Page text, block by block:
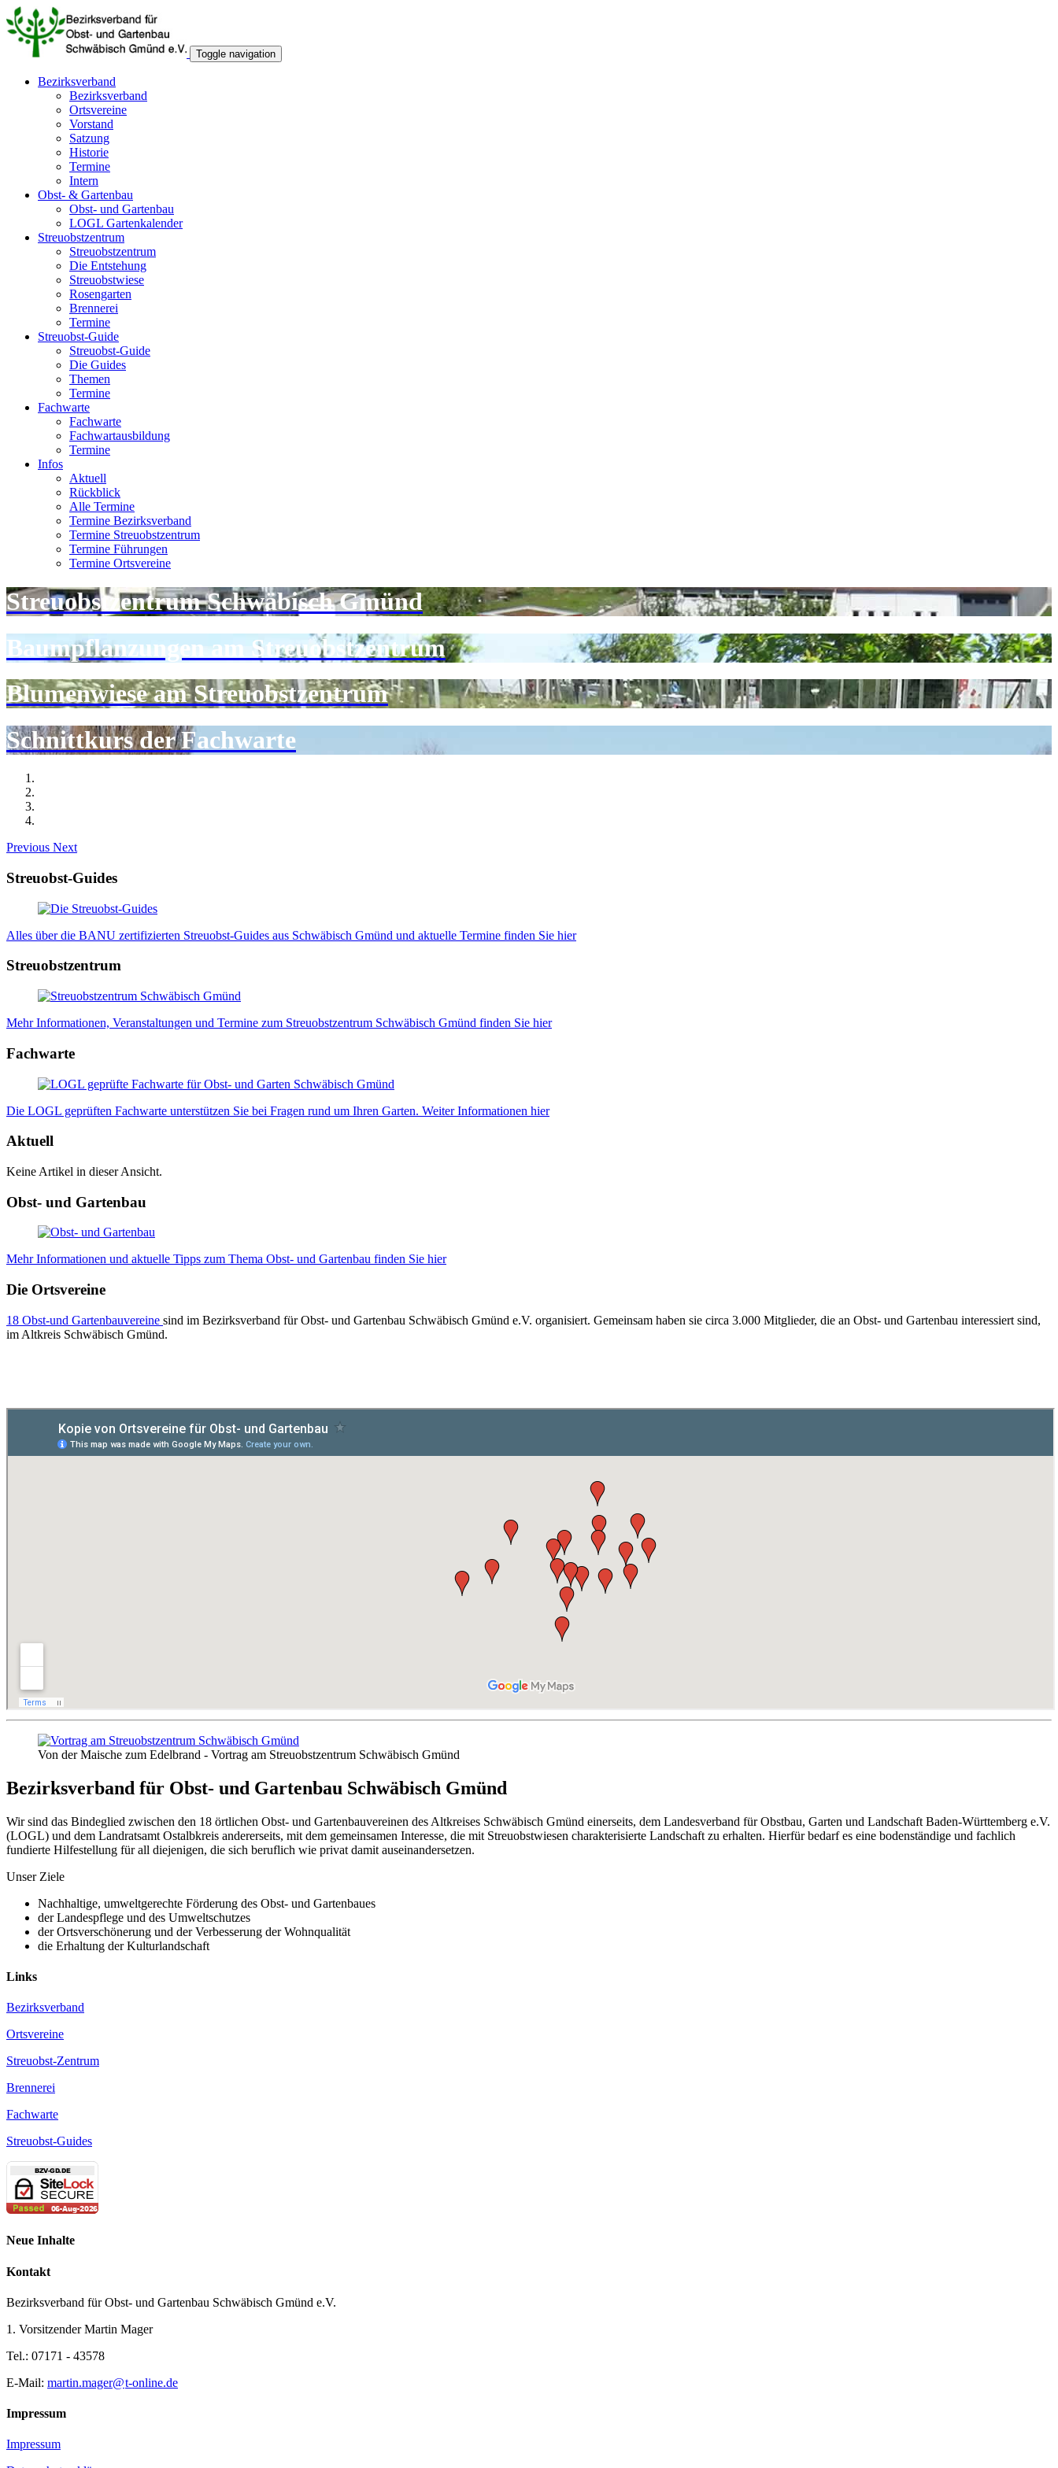
Toggle navigation
Bezirksverband
Bezirksverband
Ortsvereine
Vorstand
Satzung
Historie
Termine
Intern
Obst- & Gartenbau
Obst- und Gartenbau
LOGL Gartenkalender
Streuobstzentrum
Streuobstzentrum
Die Entstehung
Streuobstwiese
Rosengarten
Brennerei
Termine
Streuobst-Guide
Streuobst-Guide
Die Guides
Themen
Termine
Fachwarte
Fachwarte
Fachwartausbildung
Termine
Infos
Aktuell
Rückblick
Alle Termine
Termine Bezirksverband
Termine Streuobstzentrum
Termine Führungen
Termine Ortsvereine
Streuobstzentrum Schwäbisch Gmünd
Baumpflanzungen am Streuobstzentrum
Blumenwiese am Streuobstzentrum
Schnittkurs der Fachwarte
Previous Next
Streuobst-Guides
Alles über die BANU zertifizierten Streuobst-Guides aus Schwäbisch Gmünd und aktuelle Termine finden Sie hier
Streuobstzentrum
Mehr Informationen, Veranstaltungen und Termine zum Streuobstzentrum Schwäbisch Gmünd finden Sie hier
Fachwarte
Die LOGL geprüften Fachwarte unterstützen Sie bei Fragen rund um Ihren Garten. Weiter Informationen hier
Aktuell
Keine Artikel in dieser Ansicht.
Obst- und Gartenbau
Mehr Informationen und aktuelle Tipps zum Thema Obst- und Gartenbau finden Sie hier
Die Ortsvereine
18 Obst-und Gartenbauvereine sind im Bezirksverband für Obst- und Gartenbau Schwäbisch Gmünd e.V. organisiert. Gemeinsam haben sie circa 3.000 Mitglieder, die an Obst- und Gartenbau interessiert sind,
im Altkreis Schwäbisch Gmünd.
Von der Maische zum Edelbrand - Vortrag am Streuobstzentrum Schwäbisch Gmünd
Bezirksverband für Obst- und Gartenbau Schwäbisch Gmünd
Wir sind das Bindeglied zwischen den 18 örtlichen Obst- und Gartenbauvereinen des Altkreises Schwäbisch Gmünd einerseits, dem Landesverband für Obstbau, Garten und Landschaft Baden-Württemberg e.V.
(LOGL) und dem Landratsamt Ostalbkreis andererseits, mit dem gemeinsamen Interesse, die mit Streuobstwiesen charakterisierte Landschaft zu erhalten. Hierfür bedarf es eine bodenständige und fachlich
fundierte Hilfestellung für all diejenigen, die sich beruflich wie privat damit auseinandersetzen.
Unser Ziele
Nachhaltige, umweltgerechte Förderung des Obst- und Gartenbaues
der Landespflege und des Umweltschutzes
der Ortsverschönerung und der Verbesserung der Wohnqualität
die Erhaltung der Kulturlandschaft
Links
Bezirksverband
Ortsvereine
Streuobst-Zentrum
Brennerei
Fachwarte
Streuobst-Guides
Neue Inhalte
Kontakt
Bezirksverband für Obst- und Gartenbau Schwäbisch Gmünd e.V.
1. Vorsitzender Martin Mager
Tel.: 07171 - 43578
E-Mail: martin.mager@t-online.de
Impressum
Impressum